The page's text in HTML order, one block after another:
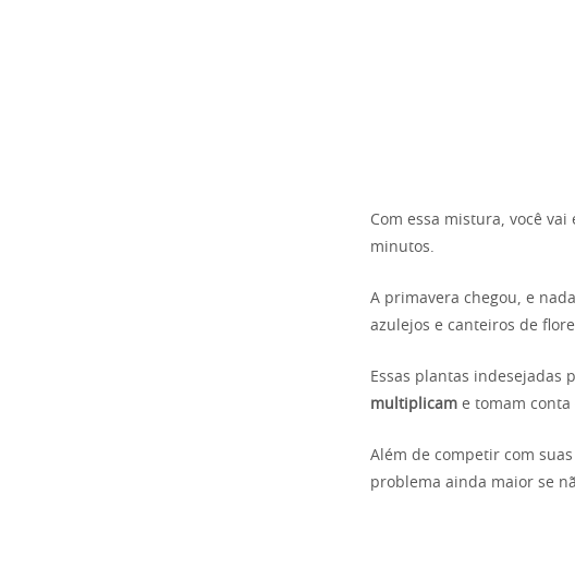
Com essa mistura, você vai
minutos.
A primavera chegou, e
azulejos e canteiros de
Essas plantas indesejadas
multiplicam e tomam conta
Além de competir com
problema ainda maior se